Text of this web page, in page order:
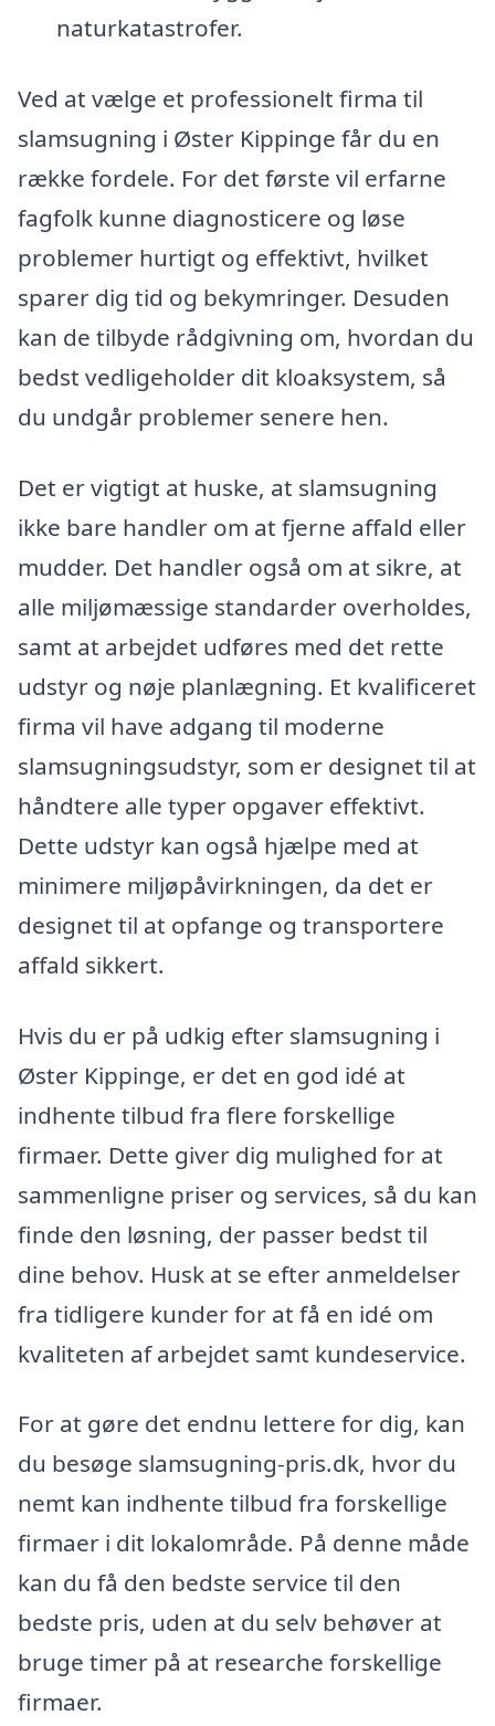
naturkatastrofer.
Ved at vælge et professionelt firma til
slamsugning i Øster Kippinge får du en
række fordele. For det første vil erfarne
fagfolk kunne diagnosticere og løse
problemer hurtigt og effektivt, hvilket
sparer dig tid og bekymringer. Desuden
kan de tilbyde rådgivning om, hvordan du
bedst vedligeholder dit kloaksystem, så
du undgår problemer senere hen.
Det er vigtigt at huske, at slamsugning
ikke bare handler om at fjerne affald eller
mudder. Det handler også om at sikre, at
alle miljømæssige standarder overholdes,
samt at arbejdet udføres med det rette
udstyr og nøje planlægning. Et kvalificeret
firma vil have adgang til moderne
slamsugningsudstyr, som er designet til at
håndtere alle typer opgaver effektivt.
Dette udstyr kan også hjælpe med at
minimere miljøpåvirkningen, da det er
designet til at opfange og transportere
affald sikkert.
Hvis du er på udkig efter slamsugning i
Øster Kippinge, er det en god idé at
indhente tilbud fra flere forskellige
firmaer. Dette giver dig mulighed for at
sammenligne priser og services, så du kan
finde den løsning, der passer bedst til
dine behov. Husk at se efter anmeldelser
fra tidligere kunder for at få en idé om
kvaliteten af arbejdet samt kundeservice.
For at gøre det endnu lettere for dig, kan
du besøge slamsugning-pris.dk, hvor du
nemt kan indhente tilbud fra forskellige
firmaer i dit lokalområde. På denne måde
kan du få den bedste service til den
bedste pris, uden at du selv behøver at
bruge timer på at researche forskellige
firmaer.